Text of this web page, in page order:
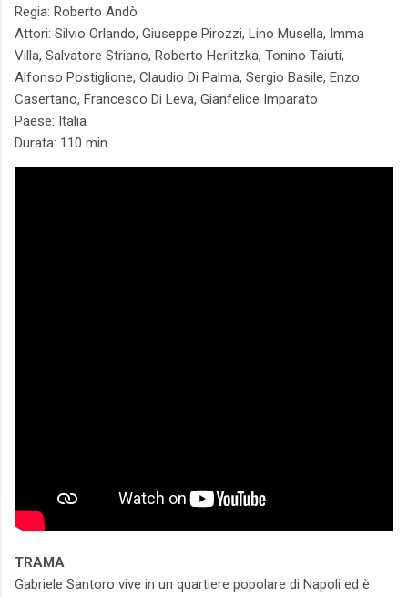
Regia: Roberto Andò
Attori: Silvio Orlando, Giuseppe Pirozzi, Lino Musella, Imma
Villa, Salvatore Striano, Roberto Herlitzka, Tonino Taiuti,
Alfonso Postiglione, Claudio Di Palma, Sergio Basile, Enzo
Casertano, Francesco Di Leva, Gianfelice Imparato
Paese: Italia
Durata: 110 min
TRAMA
Gabriele Santoro vive in un quartiere popolare di Napoli ed è